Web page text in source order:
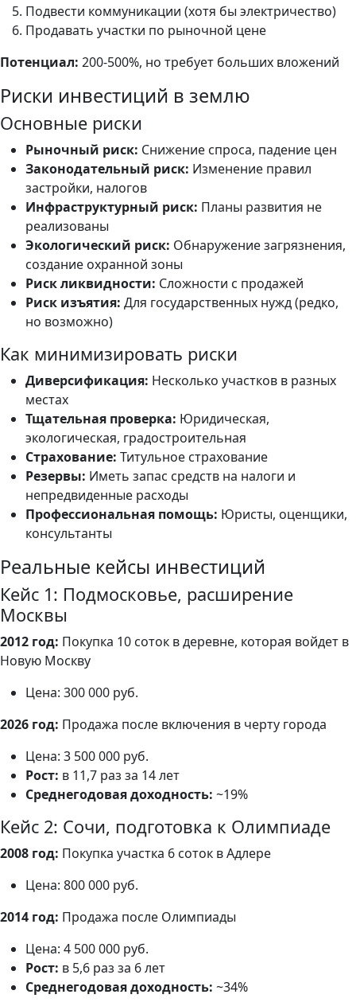
Подвести коммуникации (хотя бы электричество)
Продавать участки по рыночной цене
Потенциал: 200-500%, но требует больших вложений
Риски инвестиций в землю
Основные риски
Рыночный риск: Снижение спроса, падение цен
Законодательный риск: Изменение правил
застройки, налогов
Инфраструктурный риск: Планы развития не
реализованы
Экологический риск: Обнаружение загрязнения,
создание охранной зоны
Риск ликвидности: Сложности с продажей
Риск изъятия: Для государственных нужд (редко,
но возможно)
Как минимизировать риски
Диверсификация: Несколько участков в разных
местах
Тщательная проверка: Юридическая,
экологическая, градостроительная
Страхование: Титульное страхование
Резервы: Иметь запас средств на налоги и
непредвиденные расходы
Профессиональная помощь: Юристы, оценщики,
консультанты
Реальные кейсы инвестиций
Кейс 1: Подмосковье, расширение
Москвы
2012 год: Покупка 10 соток в деревне, которая войдет в
Новую Москву
Цена: 300 000 руб.
2026 год: Продажа после включения в черту города
Цена: 3 500 000 руб.
Рост: в 11,7 раз за 14 лет
Среднегодовая доходность: ~19%
Кейс 2: Сочи, подготовка к Олимпиаде
2008 год: Покупка участка 6 соток в Адлере
Цена: 800 000 руб.
2014 год: Продажа после Олимпиады
Цена: 4 500 000 руб.
Рост: в 5,6 раз за 6 лет
Среднегодовая доходность: ~34%